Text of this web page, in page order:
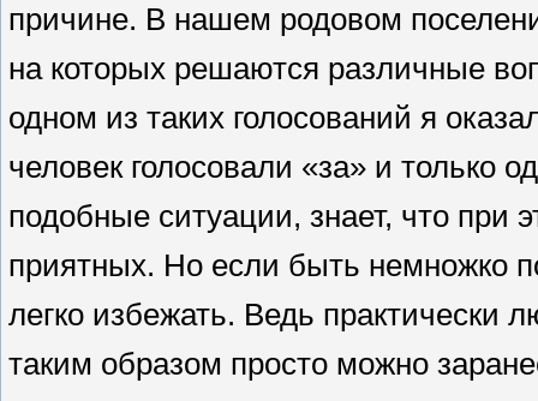
причине. В нашем родовом
на которых решаются различные
одном из таких голосований я
человек голосовали «за» и только
подобные ситуации, знает, что
приятных. Но если быть немножко
легко избежать. Ведь практически
таким образом просто можно